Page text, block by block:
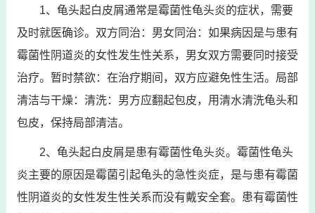
1、龟头起白皮屑通常是霉菌性龟头炎的症状，需要
及时就医确诊。双方同治：男女同治：如果病因是与患有
霉菌性阴道炎的女性发生性关系，男女双方需要同时接受
治疗。暂时禁欲：在治疗期间，双方应避免性生活。局部
清洁与干燥：清洗：男方应翻起包皮，用清水清洗龟头和
包皮，保持局部清洁。
2、龟头起白皮屑是患有霉菌性龟头炎。霉菌性龟头
炎主要的原因是霉菌引起龟头的急性炎症，是与患有霉菌
性阴道炎的女性发生性关系而没有戴安全套。患有霉菌性